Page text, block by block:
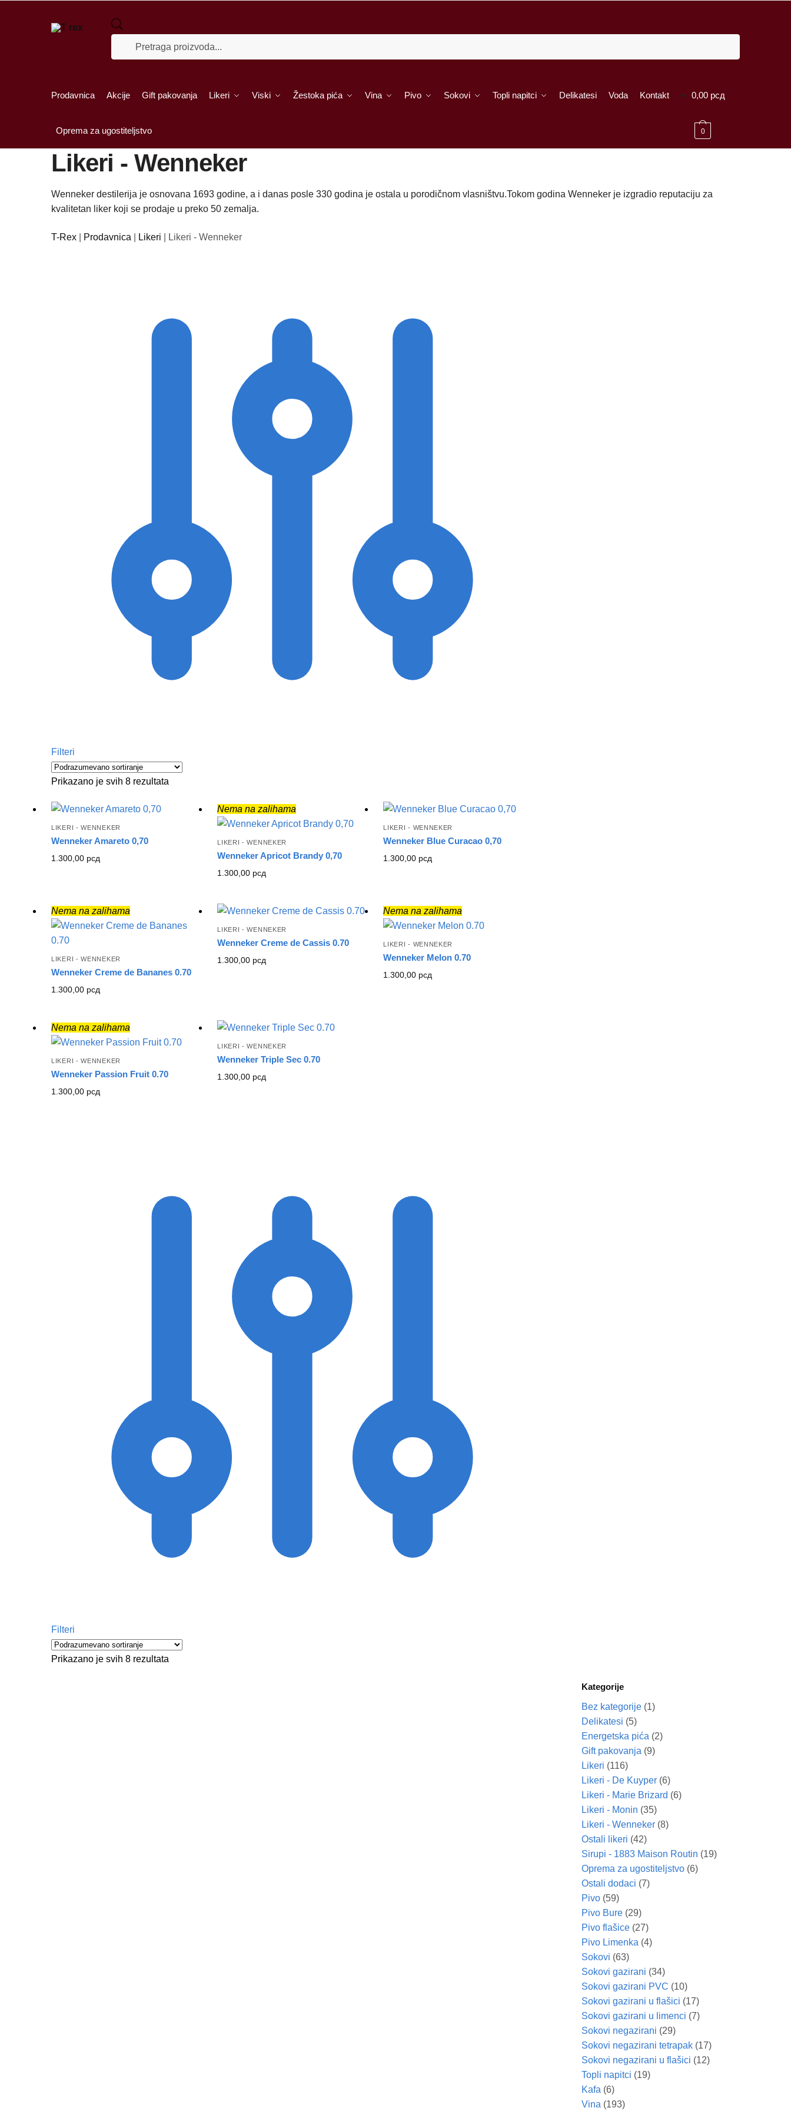
Prodavnica Akcije Gift pakovanja Likeri Viski Žestoka pića Vina Pivo Sokovi Topli napitci Delikatesi Voda Kontakt
Oprema za ugostiteljstvo
0,00 рсд
0
Likeri - Wenneker
Wenneker destilerija je osnovana 1693 godine, a i danas posle 330 godina je ostala u porodičnom vlasništvu.Tokom godina Wenneker je izgradio reputaciju za
kvalitetan liker koji se prodaje u preko 50 zemalja.
T-Rex Prodavnica Likeri Likeri - Wenneker
Filteri
Prikazano je svih 8 rezultata
LIKERI - WENNEKER
Wenneker Amareto 0,70
1.300,00 рсд
Nema na zalihama
LIKERI - WENNEKER
Wenneker Apricot Brandy 0,70
1.300,00 рсд
LIKERI - WENNEKER
Wenneker Blue Curacao 0,70
1.300,00 рсд
Nema na zalihama
LIKERI - WENNEKER
Wenneker Creme de Bananes 0.70
1.300,00 рсд
LIKERI - WENNEKER
Wenneker Creme de Cassis 0.70
1.300,00 рсд
Nema na zalihama
LIKERI - WENNEKER
Wenneker Melon 0.70
1.300,00 рсд
Nema na zalihama
LIKERI - WENNEKER
Wenneker Passion Fruit 0.70
1.300,00 рсд
LIKERI - WENNEKER
Wenneker Triple Sec 0.70
1.300,00 рсд
Filteri
Prikazano je svih 8 rezultata
Kategorije
Bez kategorije (1)
Delikatesi (5)
Energetska pića (2)
Gift pakovanja (9)
Likeri (116)
Likeri - De Kuyper (6)
Likeri - Marie Brizard (6)
Likeri - Monin (35)
Likeri - Wenneker (8)
Ostali likeri (42)
Sirupi - 1883 Maison Routin (19)
Oprema za ugostiteljstvo (6)
Ostali dodaci (7)
Pivo (59)
Pivo Bure (29)
Pivo flašice (27)
Pivo Limenka (4)
Sokovi (63)
Sokovi gazirani (34)
Sokovi gazirani PVC (10)
Sokovi gazirani u flašici (17)
Sokovi gazirani u limenci (7)
Sokovi negazirani (29)
Sokovi negazirani tetrapak (17)
Sokovi negazirani u flašici (12)
Topli napitci (19)
Kafa (6)
Vina (193)